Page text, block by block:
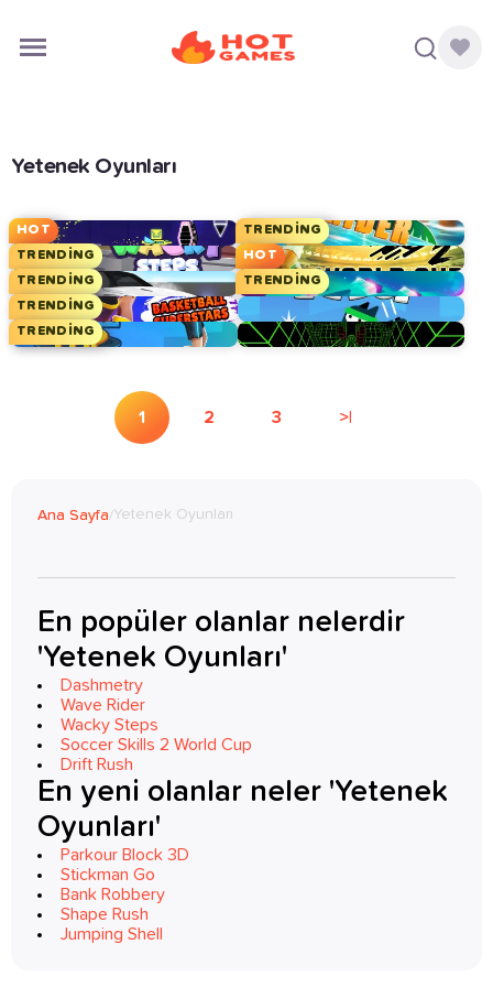
Yetenek Oyunları
HOT
TRENDING
TRENDING
HOT
TRENDING
TRENDING
TRENDING
TRENDING
1 2 3 >|
Ana Sayfa/Yetenek Oyunları
En popüler olanlar nelerdir
'Yetenek Oyunları'
Dashmetry
Wave Rider
Wacky Steps
Soccer Skills 2 World Cup
Drift Rush
En yeni olanlar neler 'Yetenek
Oyunları'
Parkour Block 3D
Stickman Go
Bank Robbery
Shape Rush
Jumping Shell